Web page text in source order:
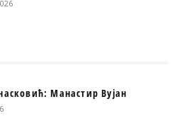
Манастир Вујан